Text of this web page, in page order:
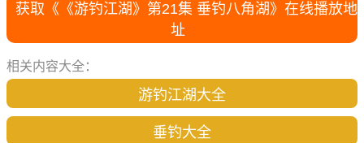
获取《《游钓江湖》第21集 垂钓八角湖》在线播放地
址
相关内容大全：
游钓江湖大全
垂钓大全